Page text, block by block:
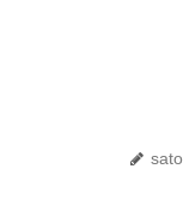
sato